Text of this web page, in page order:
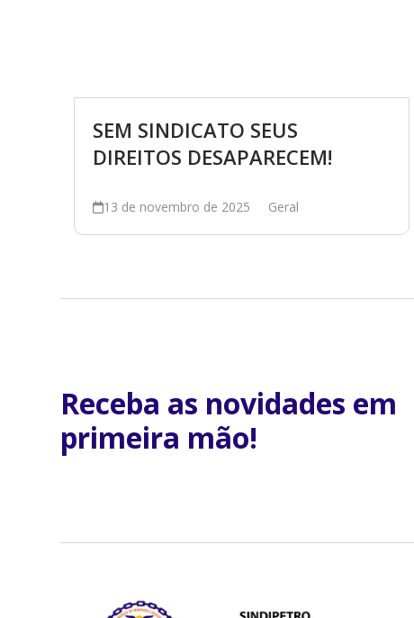
SEM SINDICATO SEUS
DIREITOS DESAPARECEM!
13 de novembro de 2025 Geral
Receba as novidades em
primeira mão!